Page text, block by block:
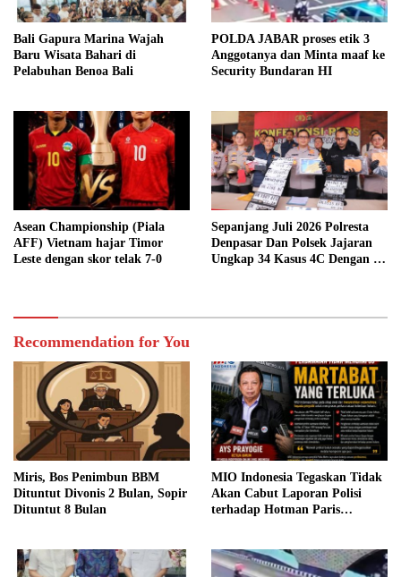
Bali Gapura Marina Wajah
Baru Wisata Bahari di
Pelabuhan Benoa Bali
POLDA JABAR proses etik 3
Anggotanya dan Minta maaf ke
Security Bundaran HI
Asean Championship (Piala
AFF) Vietnam hajar Timor
Leste dengan skor telak 7-0
Sepanjang Juli 2026 Polresta
Denpasar Dan Polsek Jajaran
Ungkap 34 Kasus 4C Dengan 42
Recommendation for You
Miris, Bos Penimbun BBM
Dituntut Divonis 2 Bulan, Sopir
Dituntut 8 Bulan
MIO Indonesia Tegaskan Tidak
Akan Cabut Laporan Polisi
terhadap Hotman Paris